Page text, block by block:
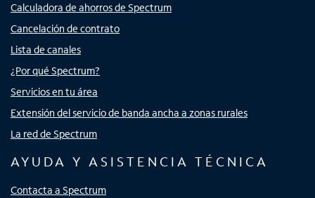
Calculadora de ahorros de Spectrum
Cancelación de contrato
Lista de canales
¿Por qué Spectrum?
Servicios en tu área
Extensión del servicio de banda ancha a zonas rurales
La red de Spectrum
AYUDA Y ASISTENCIA TÉCNICA
Contacta a Spectrum